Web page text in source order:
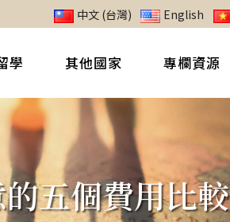
中文 (台灣) English
學 其他國家 專欄資源
五個費用比較